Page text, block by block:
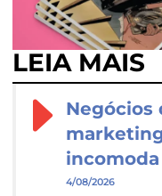
LEIA MAIS
Negócios
4/08/2026